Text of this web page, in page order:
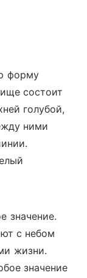
форму
состоит
голубой,
ними
значение.
с небом
жизни.
значение